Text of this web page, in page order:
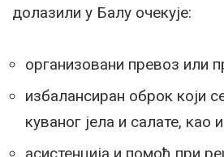
долазили у Балу очекује:
организовани превоз или
избалансиран оброк који
куваног јела и салате, као